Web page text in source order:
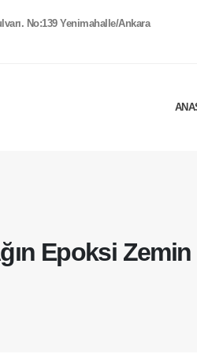
No:139 Yenimahalle/Ankara
Epoksi